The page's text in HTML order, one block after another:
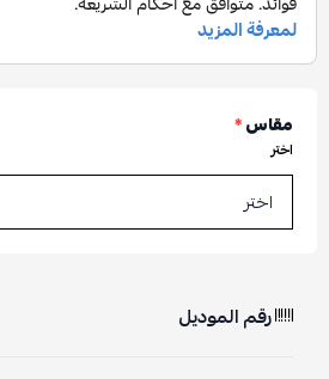
مقاس*
اختر
رقم الموديل